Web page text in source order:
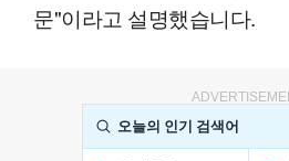
문"이라고 설명했습니다.